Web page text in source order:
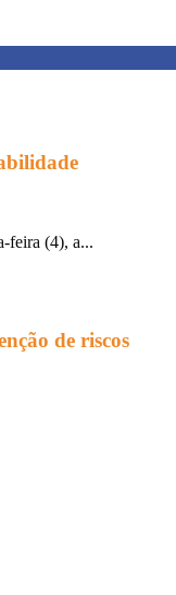
feira (4), a...
de riscos